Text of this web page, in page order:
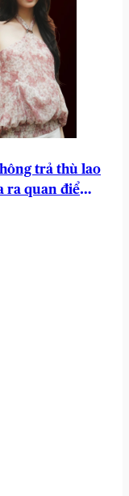
trả thù lao
ra quan điểm